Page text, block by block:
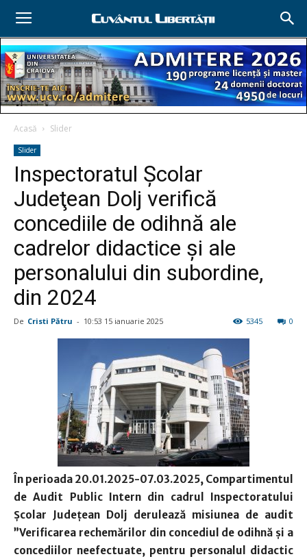
Acasă Slider
Slider
Inspectoratul Şcolar
Judeţean Dolj verifică
concediile de odihnă ale
cadrelor didactice şi ale
personalului din subordine,
din 2024
De Cristi Pătru - 10:53 15 ianuarie 2025 0
5345
În perioada 20.01.2025-07.03.2025, Compartimentul
de Audit Public Intern din cadrul Inspectoratului
Școlar Județean Dolj derulează misiunea de audit
”Verificarea rechemărilor din concediul de odihnă și a
concediilor neefectuate, pentru personalul didactic